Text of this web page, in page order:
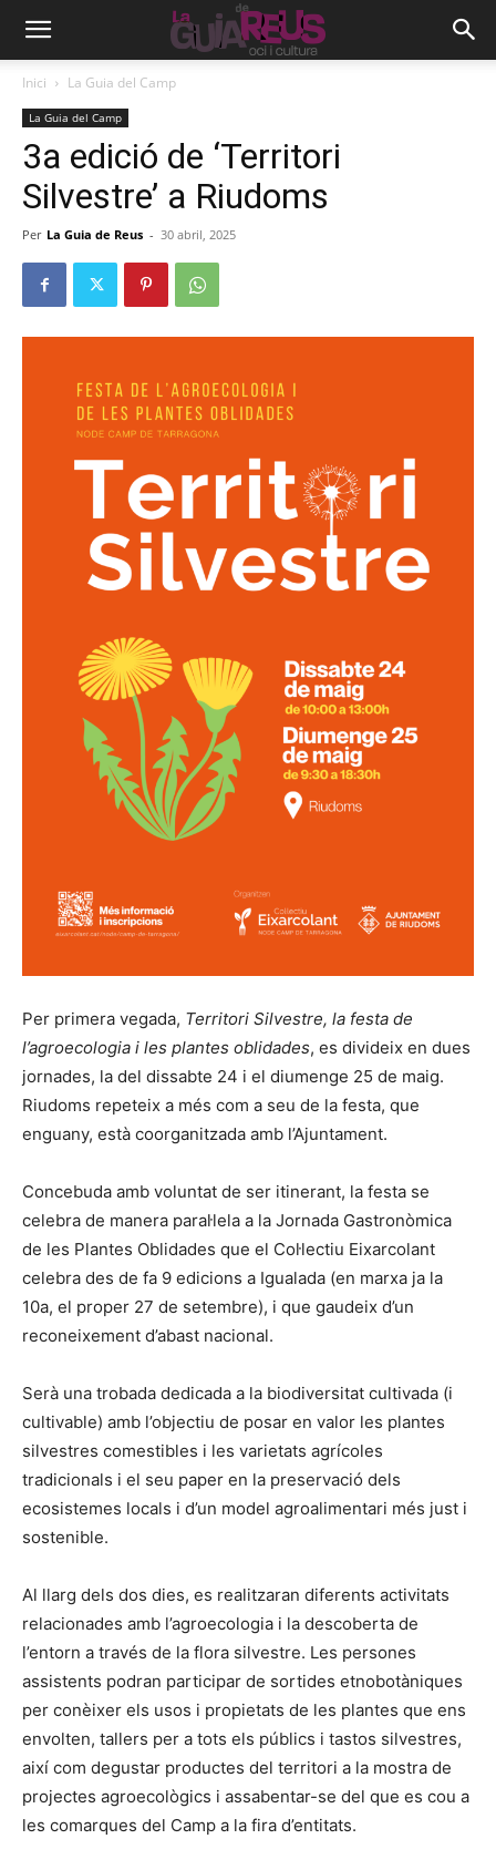
Inici La Guia del Camp
La Guia del Camp
3a edició de ‘Territori
Silvestre’ a Riudoms
Per La Guia de Reus - 30 abril, 2025
Per primera vegada, Territori Silvestre, la festa de
l’agroecologia i les plantes oblidades, es divideix en dues
jornades, la del dissabte 24 i el diumenge 25 de maig.
Riudoms repeteix a més com a seu de la festa, que
enguany, està coorganitzada amb l’Ajuntament.
Concebuda amb voluntat de ser itinerant, la festa se
celebra de manera paral·lela a la Jornada Gastronòmica
de les Plantes Oblidades que el Col·lectiu Eixarcolant
celebra des de fa 9 edicions a Igualada (en marxa ja la
10a, el proper 27 de setembre), i que gaudeix d’un
reconeixement d’abast nacional.
Serà una trobada dedicada a la biodiversitat cultivada (i
cultivable) amb l’objectiu de posar en valor les plantes
silvestres comestibles i les varietats agrícoles
tradicionals i el seu paper en la preservació dels
ecosistemes locals i d’un model agroalimentari més just i
sostenible.
Al llarg dels dos dies, es realitzaran diferents activitats
relacionades amb l’agroecologia i la descoberta de
l’entorn a través de la flora silvestre. Les persones
assistents podran participar de sortides etnobotàniques
per conèixer els usos i propietats de les plantes que ens
envolten, tallers per a tots els públics i tastos silvestres,
així com degustar productes del territori a la mostra de
projectes agroecològics i assabentar-se del que es cou a
les comarques del Camp a la fira d’entitats.